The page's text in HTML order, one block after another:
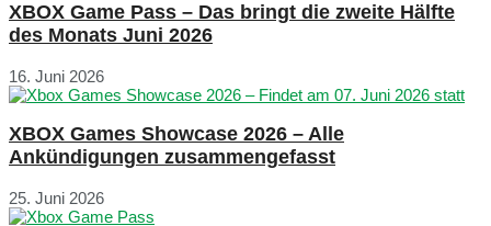
XBOX Game Pass – Das bringt die zweite Hälfte
des Monats Juni 2026
16. Juni 2026
XBOX Games Showcase 2026 – Alle
Ankündigungen zusammengefasst
25. Juni 2026